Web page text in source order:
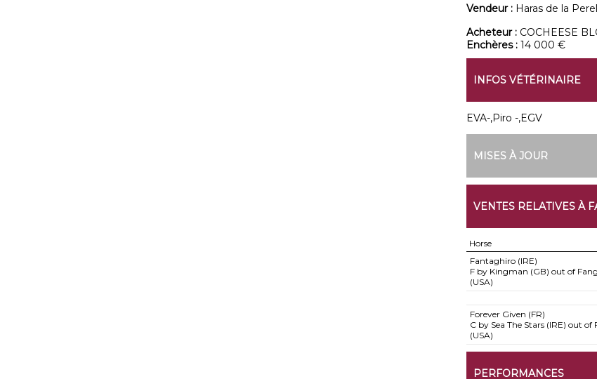
Vendeur : Haras de la
Acheteur : COCHEESE
Enchères : 14 000 €
INFOS VÉTÉRINAIRE
EVA-,Piro -,EGV
MISES À JOUR
VENTES RELATIVES À
Horse
Fantaghiro (IRE)
F by Kingman (GB) out of
(USA)
Forever Given (FR)
C by Sea The Stars (IRE) out of
(USA)
PERFORMANCES